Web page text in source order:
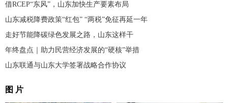
借RCEP“东风”，山东加快生产要素布局
山东减税降费政策“红包” “两税”免征再延一年
走好节能降碳绿色发展之路，山东这样干
年终盘点｜助力民营经济发展的“硬核”举措
山东联通与山东大学签署战略合作协议
图 片